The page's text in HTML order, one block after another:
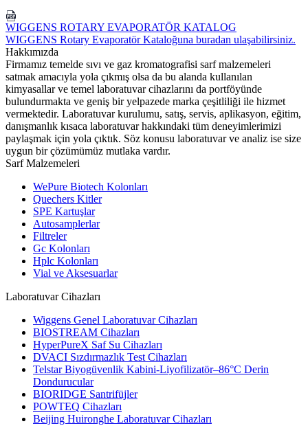
WIGGENS ROTARY EVAPORATÖR KATALOG
WIGGENS Rotary Evaporatör Kataloğuna buradan ulaşabilirsiniz.
Hakkımızda
Firmamız temelde sıvı ve gaz kromatografisi sarf malzemeleri
satmak amacıyla yola çıkmış olsa da bu alanda kullanılan
kimyasallar ve temel laboratuvar cihazlarını da portföyünde
bulundurmakta ve geniş bir yelpazede marka çeşitliliği ile hizmet
vermektedir. Laboratuvar kurulumu, satış, servis, aplikasyon, eğitim,
danışmanlık kısaca laboratuvar hakkındaki tüm deneyimlerimizi
paylaşmak için yola çıktık. Söz konusu laboratuvar ve analiz ise size
uygun bir çözümümüz mutlaka vardır.
Sarf Malzemeleri
WePure Biotech Kolonları
Quechers Kitler
SPE Kartuşlar
Autosamplerlar
Filtreler
Gc Kolonları
Hplc Kolonları
Vial ve Aksesuarlar
Laboratuvar Cihazları
Wiggens Genel Laboratuvar Cihazları
BIOSTREAM Cihazları
HyperPureX Saf Su Cihazları
DVACI Sızdırmazlık Test Cihazları
Telstar Biyogüvenlik Kabini-Liyofilizatör–86°C Derin
Dondurucular
BIORIDGE Santrifüjler
POWTEQ Cihazları
Beijing Huironghe Laboratuvar Cihazları